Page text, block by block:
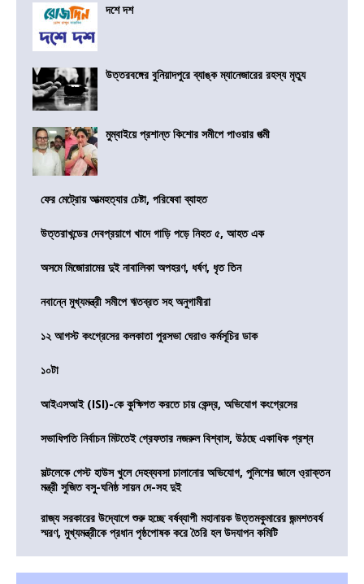
দশে দশ
উত্তরবঙ্গের বুনিয়াদপুরে ব্যাঙ্ক ম্যানেজারের রহস্য মৃত্যু
মুম্বাইয়ে প্রশান্ত কিশোর সমীপে পাওয়ার পত্মী
ফের মেট্রোয় আত্মহত্যার চেষ্টা, পরিষেবা ব্যাহত
উত্তরাখন্ডের দেবপ্রয়াগে খাদে গাড়ি পড়ে নিহত ৫, আহত এক
অসমে মিজোরামের দুই নাবালিকা অপহরণ, ধর্ষণ, ধৃত তিন
নবান্নে মুখ্যমন্ত্রী সমীপে ঋতব্রত সহ অনুগামীরা
১২ আগস্ট কংগ্রেসের কলকাতা পুরসভা ঘেরাও কর্মসূচির ডাক
১০টা
আইএসআই (ISI)-কে কুক্ষিগত করতে চায় কেন্দ্র, অভিযোগ কংগ্রেসের
সভাধিপতি নির্বাচন মিটতেই গ্রেফতার নজরুল বিশ্বাস, উঠছে একাধিক প্রশ্ন
সল্টলেকে গেস্ট হাউস খুলে দেহব্যবসা চালানোর অভিযোগ, পুলিশের জালে ও্রাক্তন
মন্ত্রী সুজিত বসু-ঘনিষ্ঠ সায়ন দে-সহ দুই
রাজ্য সরকারের উদ্যোগে শুরু হচ্ছে বর্ষব্যাপী মহানায়ক উত্তমকুমারের জন্মশতবর্ষ
স্মরণ, মুখ্যমন্ত্রীকে প্রধান পৃষ্ঠপোষক করে তৈরি হল উদযাপন কমিটি